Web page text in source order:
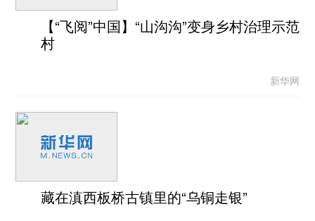
【“飞阅”中国】“山沟沟”变身乡村治理示范
村
新华网
藏在滇西板桥古镇里的“乌铜走银”